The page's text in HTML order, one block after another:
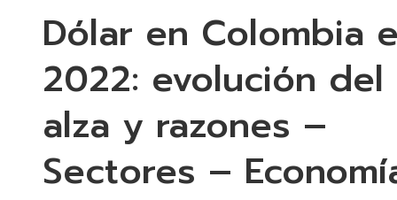
Dólar en Colombia
2022: evolución del
alza y razones –
Sectores –